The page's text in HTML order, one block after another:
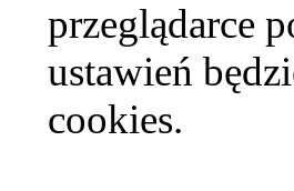
przeglądarce
ustawień
cookies.